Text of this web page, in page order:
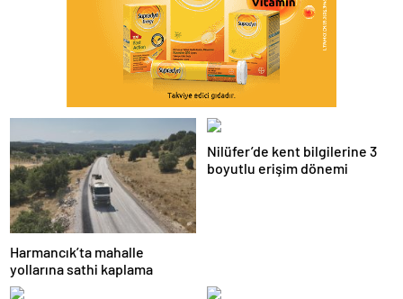
Harmancık’ta mahalle
yollarına sathi kaplama
Nilüfer’de kent bilgilerine 3
boyutlu erişim dönemi